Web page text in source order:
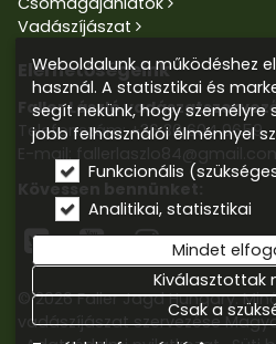
Vadászíjászat
Elérhetőségeink
Faller László
Telefonszám:+36 30 604 9659
E-mail: fallerlaszlo84@gmail.com
Kövessen bennünket:
  
© 2026 Faller Jagd Hungary.
vadászíjászat szervezése
Weboldalunk a működéshez
használ. A statisztikai és
segít nekünk, hogy
jobb felhasználói élménnyel
Funkcionális
Analitikai, statisztikai
Mindet
Kiválasztottak
Csak a